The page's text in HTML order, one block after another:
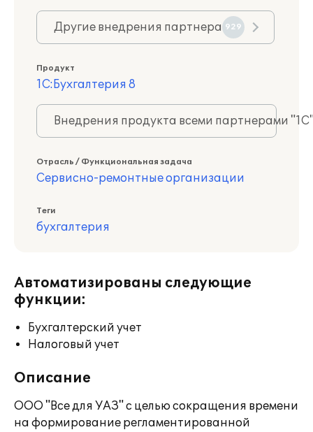
Другие внедрения партнера 929
Продукт
1С:Бухгалтерия 8
Внедрения продукта всеми партнерами
Отрасль / Функциональная задача
Сервисно-ремонтные организации
Теги
бухгалтерия
Автоматизированы следующие
функции:
Бухгалтерский учет
Налоговый учет
Описание
ООО "Все для УАЗ" с целью сокращения времени
на формирование регламентированной